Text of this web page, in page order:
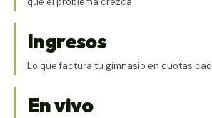
Ingresos
Lo que factura tu gimnasio en cuotas
En vivo